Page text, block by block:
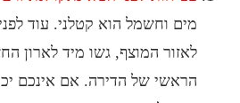
וחשמל הוא קטלני. עוד לפני שאתם
המוצף, גשו מיד לארון החשמל
של הדירה. אם אינכם יכולים